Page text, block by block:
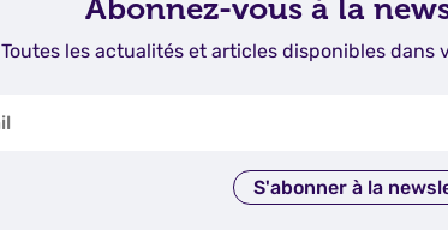
Abonnez-vous à la
Toutes les actualités et articles disponibles dans
S'abonner à la